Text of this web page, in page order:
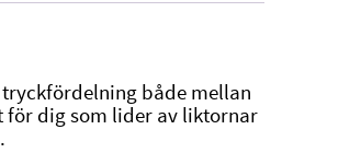
både mellan
för dig som lider av liktornar